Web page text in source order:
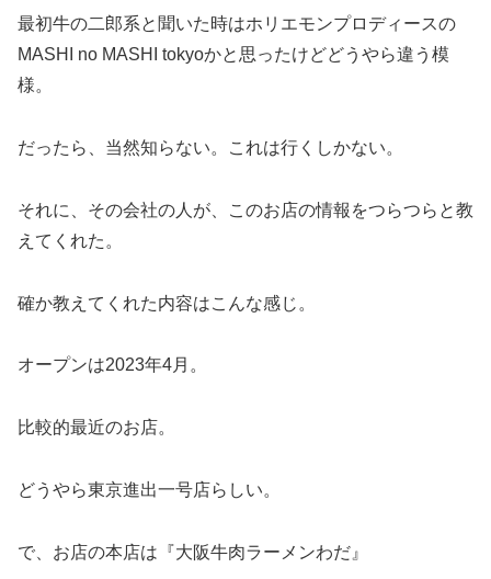
最初牛の二郎系と聞いた時はホリエモンプロディースの
MASHI no MASHI tokyoかと思ったけどどうやら違う模
様。
だったら、当然知らない。これは行くしかない。
それに、その会社の人が、このお店の情報をつらつらと教
えてくれた。
確か教えてくれた内容はこんな感じ。
オープンは2023年4月。
比較的最近のお店。
どうやら東京進出一号店らしい。
で、お店の本店は『大阪牛肉ラーメンわだ』